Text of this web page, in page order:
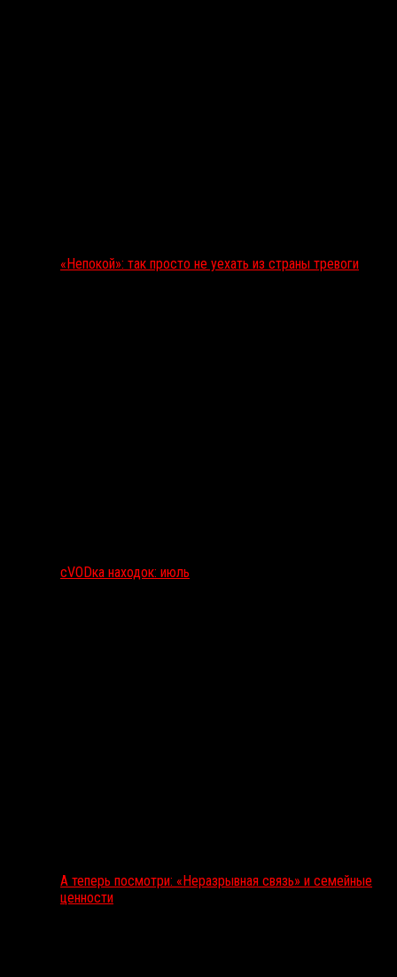
«Непокой»: так просто не уехать из страны тревоги
сVODка находок: июль
А теперь посмотри: «Неразрывная связь» и семейные
ценности